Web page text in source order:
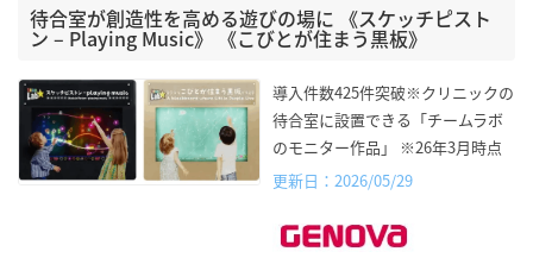
待合室が創造性を高める遊びの場に 《スケッチピスト
ン – Playing Music》 《こびとが住まう黒板》
導入件数425件突破※クリニックの
待合室に設置できる「チームラボ
のモニター作品」 ※26年3月時点
更新日：2026/05/29